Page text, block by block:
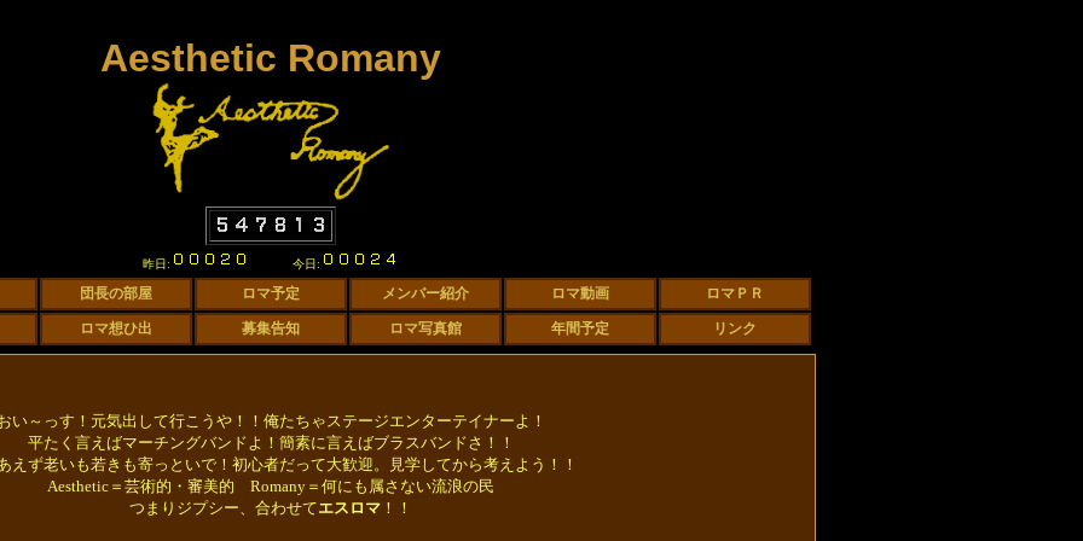
Aesthetic Romany
昨日: 今日:
い～っす！元気出して行こうや！！俺たちゃステージエンターテイナーよ！
平たく言えばマーチングバンドよ！簡素に言えばブラスバンドさ！！
えず老いも若きも寄っといで！初心者だって大歓迎。見学してから考えよう！！
Aesthetic＝芸術的・審美的 Romany＝何にも属さない流浪の民
つまりジプシー、合わせてエスロマ ！！